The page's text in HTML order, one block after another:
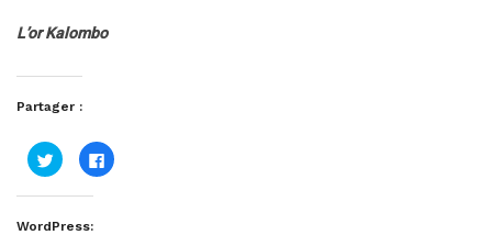
L’or Kalombo
Partager :
Cliquez
pour
partager
sur
dans
une
Cliquez
pour
WordPress: